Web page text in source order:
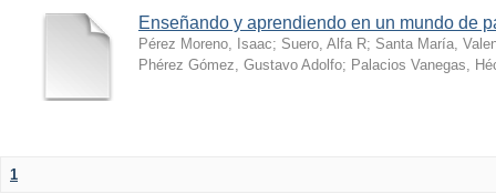
Enseñando y aprendiendo en un mundo de
Pérez Moreno, Isaac; Suero, Alfa R; Santa María,
Phérez Gómez, Gustavo Adolfo; Palacios Vanegas,
1